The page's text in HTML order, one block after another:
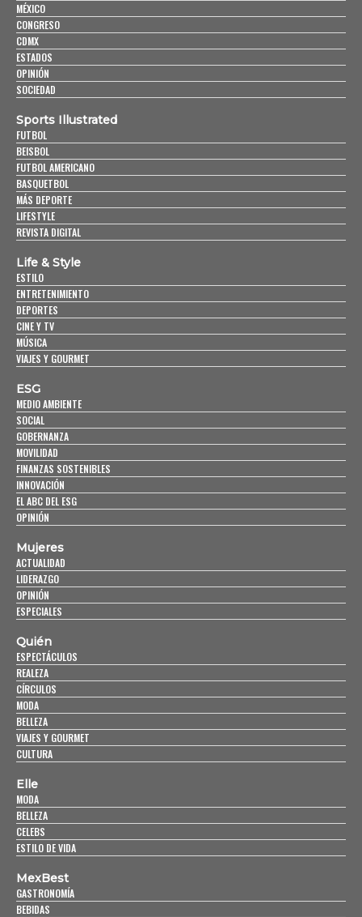
MÉXICO
CONGRESO
CDMX
ESTADOS
OPINIÓN
SOCIEDAD
Sports Illustrated
FUTBOL
BEISBOL
FUTBOL AMERICANO
BASQUETBOL
MÁS DEPORTE
LIFESTYLE
REVISTA DIGITAL
Life & Style
ESTILO
ENTRETENIMIENTO
DEPORTES
CINE Y TV
MÚSICA
VIAJES Y GOURMET
ESG
MEDIO AMBIENTE
SOCIAL
GOBERNANZA
MOVILIDAD
FINANZAS SOSTENIBLES
INNOVACIÓN
EL ABC DEL ESG
OPINIÓN
Mujeres
ACTUALIDAD
LIDERAZGO
OPINIÓN
ESPECIALES
Quién
ESPECTÁCULOS
REALEZA
CÍRCULOS
MODA
BELLEZA
VIAJES Y GOURMET
CULTURA
Elle
MODA
BELLEZA
CELEBS
ESTILO DE VIDA
MexBest
GASTRONOMÍA
BEBIDAS